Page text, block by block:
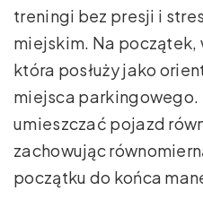
treningi bez presji i
miejskim. Na początek,
która posłuży jako
miejsca
umieszczać pojazd
zachowując
początku do końca